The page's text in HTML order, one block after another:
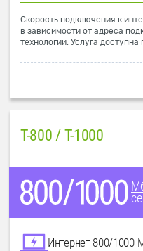
Скорость подключения к
в зависимости от адреса
технологии. Услуга
T-800 / T-1000
Интернет 800/1000